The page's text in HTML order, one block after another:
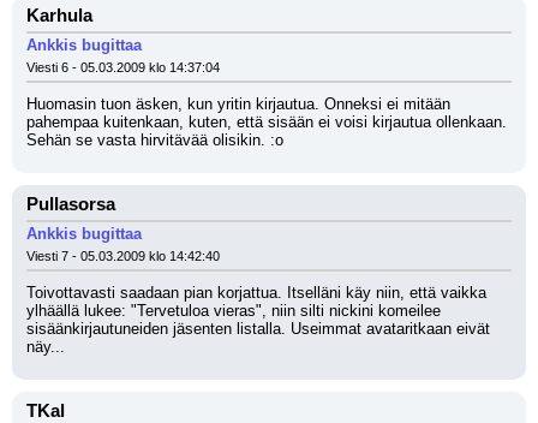
Karhula
Ankkis bugittaa
Viesti 6 - 05.03.2009 klo 14:37:04
Huomasin tuon äsken, kun yritin kirjautua. Onneksi ei mitään
pahempaa kuitenkaan, kuten, että sisään ei voisi kirjautua ollenkaan.
Sehän se vasta hirvitävää olisikin. :o
Pullasorsa
Ankkis bugittaa
Viesti 7 - 05.03.2009 klo 14:42:40
Toivottavasti saadaan pian korjattua. Itselläni käy niin, että vaikka
ylhäällä lukee: "Tervetuloa vieras", niin silti nickini komeilee
sisäänkirjautuneiden jäsenten listalla. Useimmat avataritkaan eivät
näy...
TKal